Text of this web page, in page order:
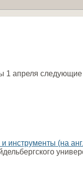
1 апреля
инструменты (на